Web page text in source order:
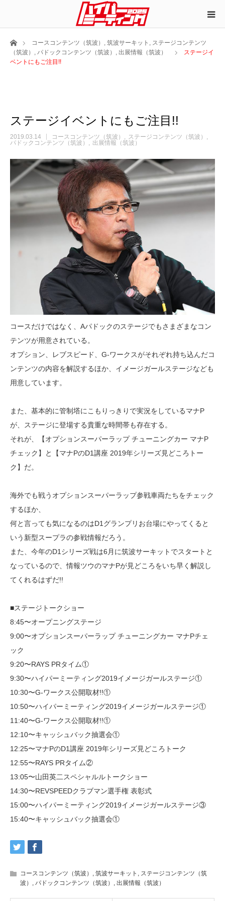
ホームコースコンテンツ（筑波） , 筑波サーキット , ステージコンテンツ
（筑波） , パドックコンテンツ（筑波） , 出展情報（筑波）
ステージイ
ベントにもご注目!!
ステージイベントにもご注目!!
2019.03.14 コースコンテンツ（筑波）
ステージコンテンツ（筑波）
パドックコンテンツ（筑波）
出展情報（筑波）
コースだけではなく、Aパドックのステージでもさまざまなコン
テンツが用意されている。
オプション、レブスピード、G-ワークスがそれぞれ持ち込んだコ
ンテンツの内容を解説するほか、イメージガールステージなども
用意しています。
また、基本的に管制塔にこもりっきりで実況をしているマナP
が、ステージに登場する貴重な時間帯も存在する。
それが、【オプションスーパーラップ チューニングカー マナP
チェック】と【マナPのD1講座 2019年シリーズ見どころトー
ク】だ。
海外でも戦うオプションスーパーラップ参戦車両たちをチェック
するほか、
何と言っても気になるのはD1グランプリお台場にやってくると
いう新型スープラの参戦情報だろう。
また、今年のD1シリーズ戦は6月に筑波サーキットでスタートと
なっているので、情報ツウのマナPが見どころをいち早く解説し
てくれるはずだ!!
■ステージトークショー
8:45〜オープニングステージ
9:00〜オプションスーパーラップ チューニングカー マナPチェ
ック
9:20〜RAYS PRタイム①
9:30〜ハイパーミーティング2019イメージガールステージ①
10:30〜G-ワークス公開取材!!①
10:50〜ハイパーミーティング2019イメージガールステージ①
11:40〜G-ワークス公開取材!!①
12:10〜キャッシュバック抽選会①
12:25〜マナPのD1講座 2019年シリーズ見どころトーク
12:55〜RAYS PRタイム②
13:05〜山田英二スペシャルルトークショー
14:30〜REVSPEEDクラブマン選手権 表彰式
15:00〜ハイパーミーティング2019イメージガールステージ③
15:40〜キャッシュバック抽選会①
コースコンテンツ（筑波） , 筑波サーキット , ステージコンテンツ（筑
波） , パドックコンテンツ（筑波） , 出展情報（筑波）